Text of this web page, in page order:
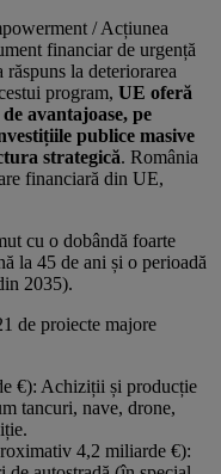
/ Acțiunea
financiar de urgență
la deteriorarea
program, UE oferă
avantajoase, pe
publice masive
strategică. România
financiară din UE,
cu o dobândă foarte
la 45 de ani și o perioadă
2035).
de proiecte majore
€): Achiziții și producție
tancuri, nave, drone,
4,2 miliarde €):